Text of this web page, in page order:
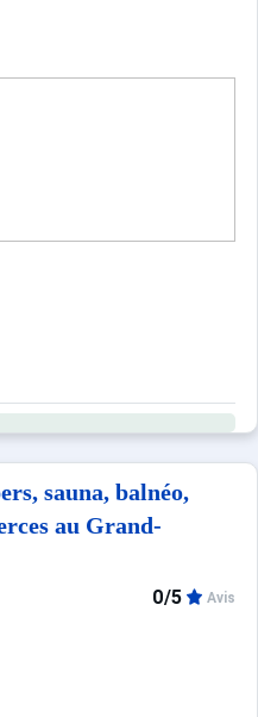
sauna, balnéo,
au Grand-
0/5 Avis